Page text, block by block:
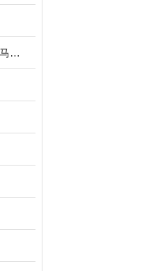
美国MAMAC Systems马麦克